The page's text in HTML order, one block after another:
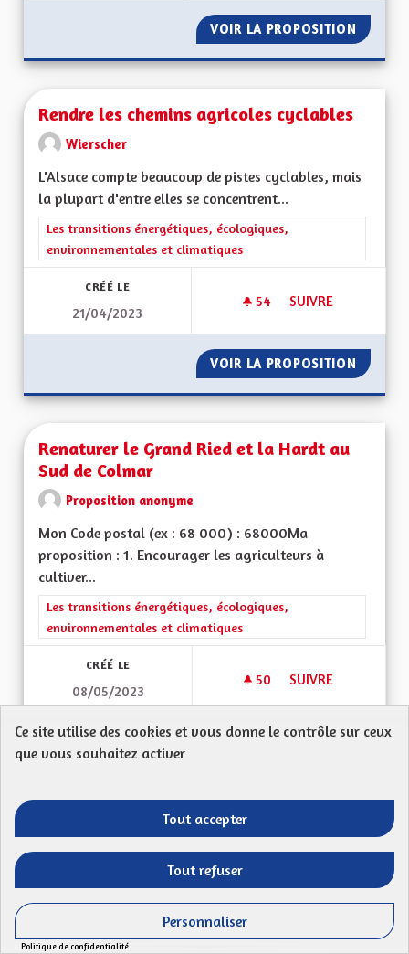
VOIR LA PROPOSITION
Rendre les chemins agricoles cyclables
Wierscher
L'Alsace compte beaucoup de pistes cyclables, mais
la plupart d'entre elles se concentrent...
Filtrer les résultats de la catégorie : Les transitions
Les transitions énergétiques, écologiques,
environnementales et climatiques
CRÉÉ LE
21/04/2023
54 54 ABONNÉS
SUIVRE
VOIR LA PROPOSITION
Renaturer le Grand Ried et la Hardt au
Sud de Colmar
Proposition anonyme
Mon Code postal (ex : 68 000) : 68000Ma
proposition : 1. Encourager les agriculteurs à
cultiver...
Filtrer les résultats de la catégorie : Les transitions
Les transitions énergétiques, écologiques,
environnementales et climatiques
CRÉÉ LE
08/05/2023
50 50 ABONNÉS
SUIVRE
VOIR LA PROPOSITION
Relier les pistes cyclables existantes
entre elles
Proposition anonyme
Mon Code postal (ex : 68 000) : 68280Relier les
Ce site utilise des cookies et vous donne le contrôle sur ceux
que vous souhaitez activer
Tout accepter
Tout refuser
Personnaliser
Politique de confidentialité